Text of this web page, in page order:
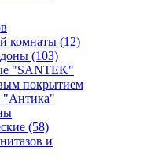
комнаты (12)
(103)
"SANTEK"
покрытием
"Антика"
(58)
и